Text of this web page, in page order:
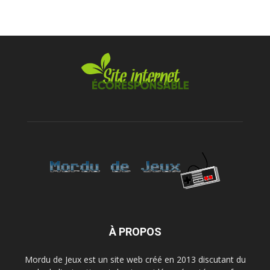
À PROPOS
Mordu de Jeux est un site web créé en 2013 discutant du